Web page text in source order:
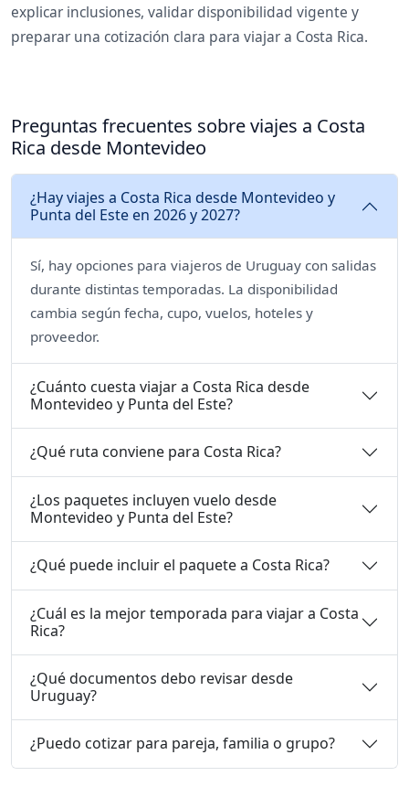
explicar inclusiones, validar disponibilidad vigente y
preparar una cotización clara para viajar a Costa Rica.
Preguntas frecuentes sobre viajes a Costa
Rica desde Montevideo
¿Hay viajes a Costa Rica desde Montevideo y
Punta del Este en 2026 y 2027?
Sí, hay opciones para viajeros de Uruguay con salidas
durante distintas temporadas. La disponibilidad
cambia según fecha, cupo, vuelos, hoteles y
proveedor.
¿Cuánto cuesta viajar a Costa Rica desde
Montevideo y Punta del Este?
¿Qué ruta conviene para Costa Rica?
¿Los paquetes incluyen vuelo desde
Montevideo y Punta del Este?
¿Qué puede incluir el paquete a Costa Rica?
¿Cuál es la mejor temporada para viajar a Costa
Rica?
¿Qué documentos debo revisar desde
Uruguay?
¿Puedo cotizar para pareja, familia o grupo?